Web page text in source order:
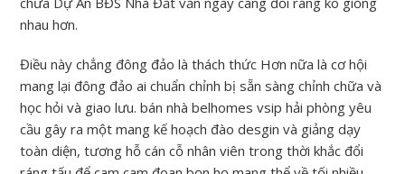
nhau hơn.
Điều này chẳng đông đảo là thách thức Hơn nữa là cơ hội
mang lại đông đảo ai chuẩn chỉnh bị sẵn sàng chỉnh chữa và
học hỏi và giao lưu. bán nhà belhomes vsip hải phòng yêu
cầu gây ra một mang kế hoạch đào desgin và giảng dạy
toàn diện, tương hỗ cán cỗ nhân viên trong thời khắc đổi